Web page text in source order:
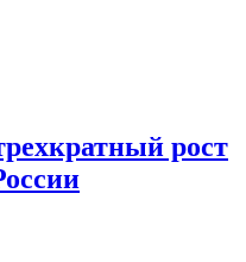
рост